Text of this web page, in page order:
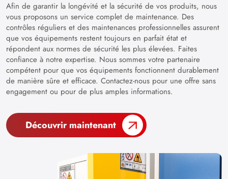
Afin de garantir la longévité et la sécurité de vos produits, nous
vous proposons un service complet de maintenance. Des
contrôles réguliers et des maintenances professionnelles assurent
que vos équipements restent toujours en parfait état et
répondent aux normes de sécurité les plus élevées. Faites
confiance à notre expertise. Nous sommes votre partenaire
compétent pour que vos équipements fonctionnent durablement
de manière sûre et efficace. Contactez-nous pour une offre sans
engagement ou pour de plus amples informations.
Découvrir maintenant